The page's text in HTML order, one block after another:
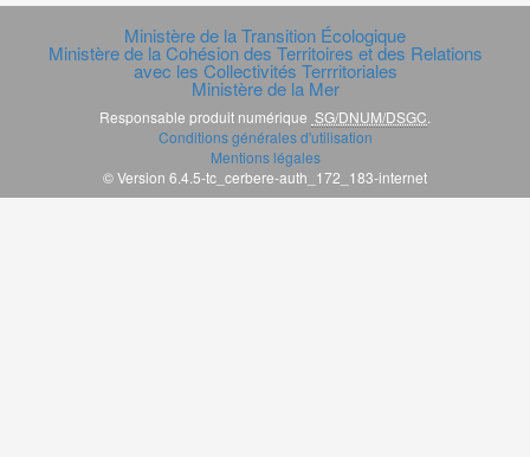
Ministère de la Transition Écologique
Ministère de la Cohésion des Territoires et des Relations
avec les Collectivités Terrritoriales
Ministère de la Mer
Responsable produit numérique SG/DNUM/DSGC.
Conditions générales d'utilisation
Mentions légales
© Version 6.4.5-tc_cerbere-auth_172_183-internet